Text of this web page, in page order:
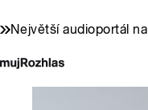
Největší audioportál